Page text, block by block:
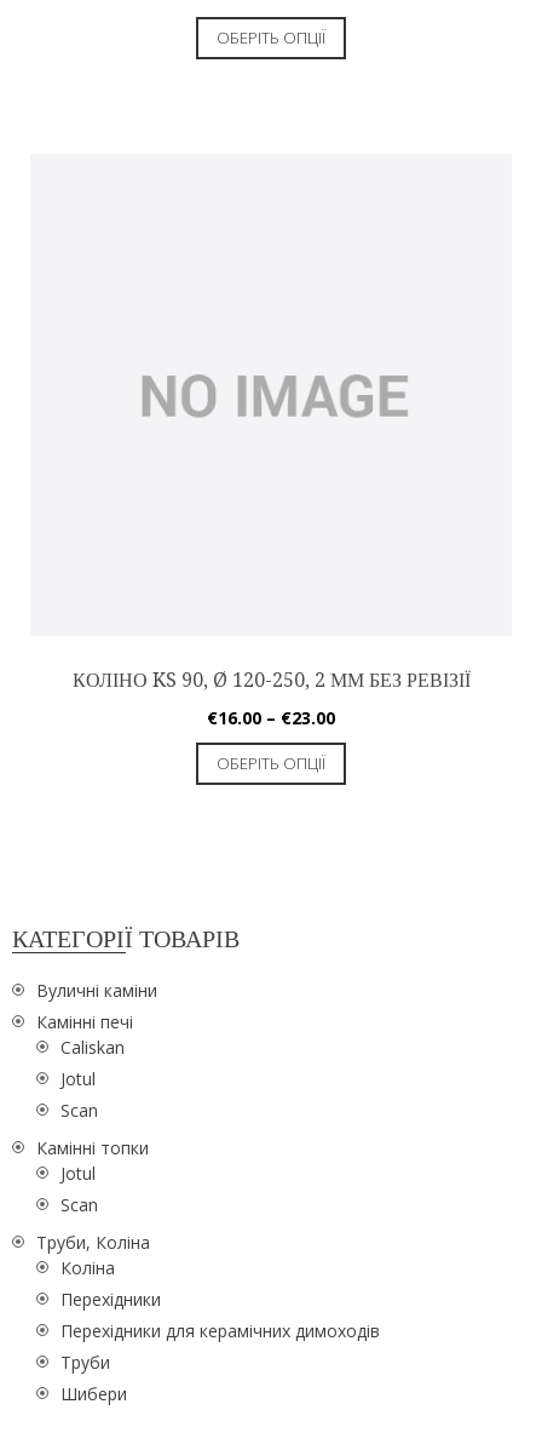
ОБЕРІТЬ ОПЦІЇ
КОЛІНО KS 90, Ø 120-250, 2 ММ БЕЗ РЕВІЗІЇ
€16.00 – €23.00
ОБЕРІТЬ ОПЦІЇ
КАТЕГОРІЇ ТОВАРІВ
Вуличні каміни
Камінні печі
Caliskan
Jotul
Scan
Камінні топки
Jotul
Scan
Труби, Коліна
Коліна
Перехідники
Перехідники для керамічних димоходів
Труби
Шибери